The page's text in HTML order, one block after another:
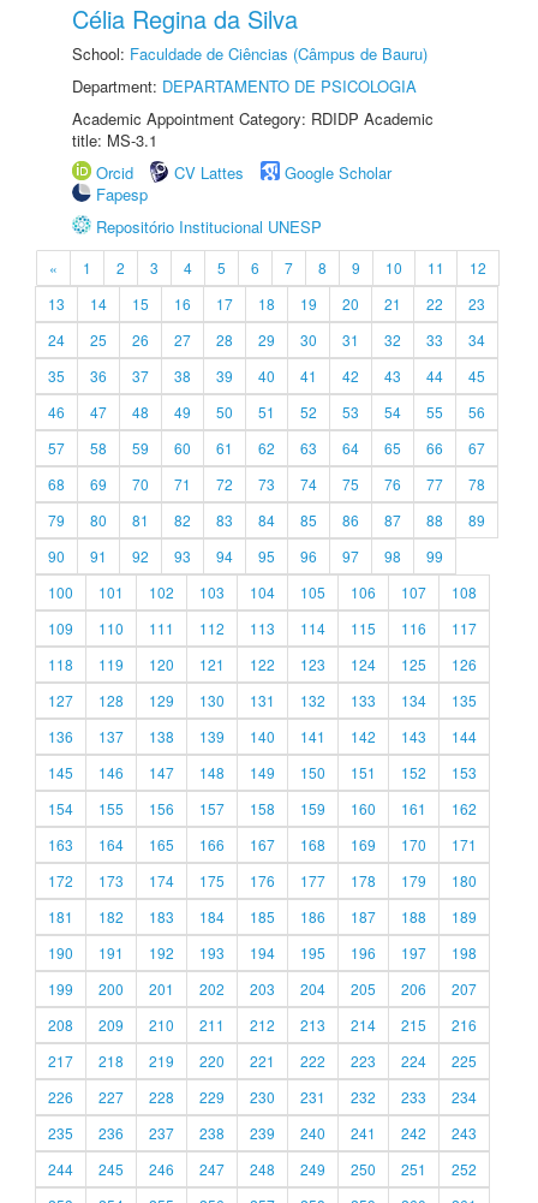
Célia Regina da Silva
School: Faculdade de Ciências (Câmpus de Bauru)
Department: DEPARTAMENTO DE PSICOLOGIA
Academic Appointment Category: RDIDP Academic
title: MS-3.1
Orcid
CV Lattes
Google Scholar
Fapesp
Repositório Institucional UNESP
« 1 2 3 4 5 6 7 8 9 10 11
12
13
14 15 16 17 18 19 20 21 22
23
24
25 26 27 28 29 30 31 32 33
34
35
36 37 38 39 40 41 42 43 44
45
46
47 48 49 50 51 52 53 54 55
56
57
58 59 60 61 62 63 64 65 66
67
68
69 70 71 72 73 74 75 76 77
78
79
80 81 82 83 84 85 86 87 88
89
90
91 92 93 94 95 96 97 98
99
100
101 102 103 104 105 106 107
108
109
110 111 112 113 114 115 116
117
118
119 120 121 122 123 124 125
126
127
128 129 130 131 132 133 134
135
136
137 138 139 140 141 142 143
144
145
146 147 148 149 150 151 152
153
154
155 156 157 158 159 160 161
162
163
164 165 166 167 168 169 170
171
172
173 174 175 176 177 178 179
180
181
182 183 184 185 186 187 188
189
190
191 192 193 194 195 196 197
198
199
200 201 202 203 204 205 206
207
208
209 210 211 212 213 214 215
216
217
218 219 220 221 222 223 224
225
226
227 228 229 230 231 232 233
234
235
236 237 238 239 240 241 242
243
244
245 246 247 248 249 250 251
252